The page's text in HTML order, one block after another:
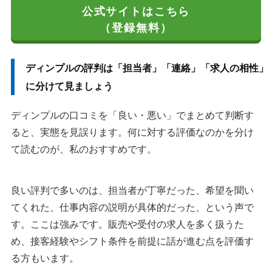
公式サイトはこちら
（登録無料）
ディンプルの評判は「担当者」「連絡」「求人の相性」
に分けて見ましょう
ディンプルの口コミを「良い・悪い」でまとめて判断す
ると、実態を見誤ります。何に対する評価なのかを分け
て読むのが、私のおすすめです。
良い評判で多いのは、担当者が丁寧だった、希望を聞い
てくれた、仕事内容の説明が具体的だった、という声で
す。ここは強みです。販売や受付の求人を多く扱うた
め、接客経験やシフト条件を前提に話が進む点を評価す
る方もいます。